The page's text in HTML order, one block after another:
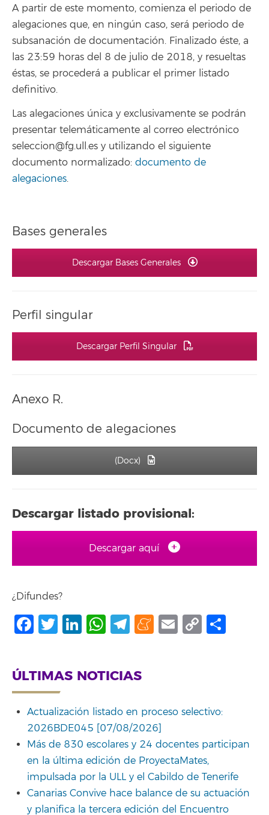
A partir de este momento, comienza el periodo de
alegaciones que, en ningún caso, será periodo de
subsanación de documentación. Finalizado éste, a
las 23:59 horas del 8 de julio de 2018, y resueltas
éstas, se procederá a publicar el primer listado
definitivo.
Las alegaciones única y exclusivamente se podrán
presentar telemáticamente al correo electrónico
seleccion@fg.ull.es y utilizando el siguiente
documento normalizado: documento de
alegaciones.
Bases generales
Descargar Bases Generales
Perfil singular
Descargar Perfil Singular
Anexo R.
Documento de alegaciones
(Docx)
Descargar listado provisional:
Descargar aquí
¿Difundes?
Facebook
Twitter
LinkedIn
WhatsApp
Telegram
Meneame
Email
Copy
ÚLTIMAS NOTICIAS
Actualización listado en proceso selectivo:
2026BDE045 [07/08/2026]
Más de 830 escolares y 24 docentes participan
en la última edición de ProyectaMates,
impulsada por la ULL y el Cabildo de Tenerife
Canarias Convive hace balance de su actuación
y planifica la tercera edición del Encuentro